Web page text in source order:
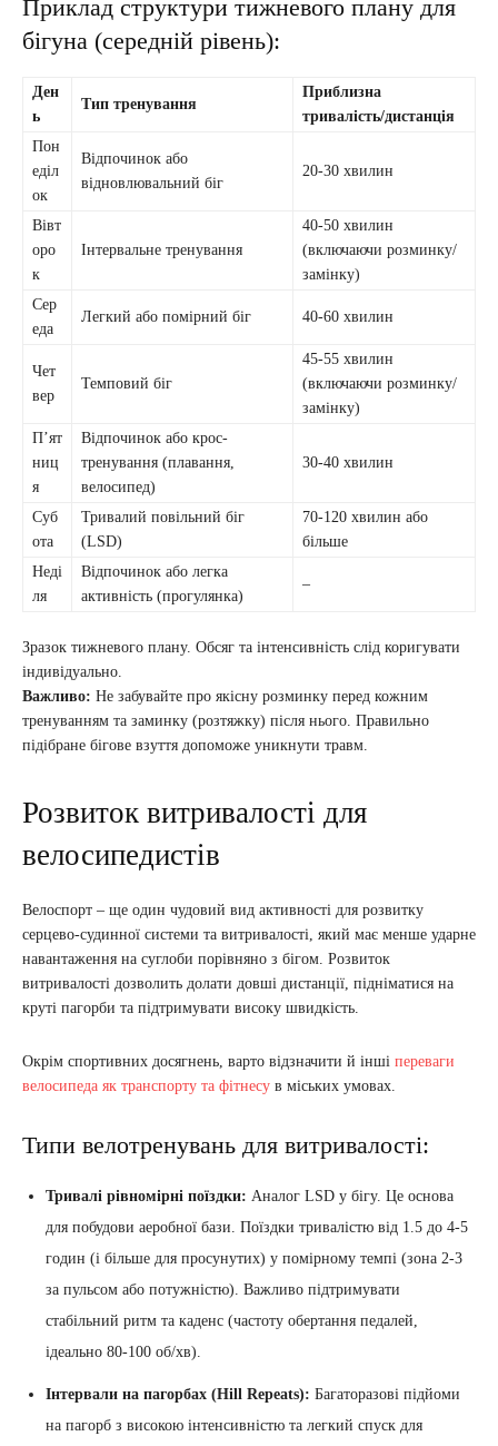
Приклад структури тижневого плану для
бігуна (середній рівень):
Ден
ь
Тип тренування
Приблизна
тривалість/дистанція
Пон
еділ
ок
Відпочинок або
відновлювальний біг
20-30 хвилин
Вівт
оро
к
Інтервальне тренування
40-50 хвилин
(включаючи розминку/
замінку)
Сер
еда
Легкий або помірний біг 40-60 хвилин
Чет
вер
Темповий біг
45-55 хвилин
(включаючи розминку/
замінку)
П’ят
ниц
я
Відпочинок або крос-
тренування (плавання,
велосипед)
30-40 хвилин
Суб
ота
Тривалий повільний біг
(LSD)
70-120 хвилин або
більше
Неді
ля
Відпочинок або легка
активність (прогулянка)
–
Зразок тижневого плану. Обсяг та інтенсивність слід коригувати
індивідуально.
Важливо: Не забувайте про якісну розминку перед кожним
тренуванням та заминку (розтяжку) після нього. Правильно
підібране бігове взуття допоможе уникнути травм.
Розвиток витривалості для
велосипедистів
Велоспорт – ще один чудовий вид активності для розвитку
серцево-судинної системи та витривалості, який має менше ударне
навантаження на суглоби порівняно з бігом. Розвиток
витривалості дозволить долати довші дистанції, підніматися на
круті пагорби та підтримувати високу швидкість.
Окрім спортивних досягнень, варто відзначити й інші переваги
велосипеда як транспорту та фітнесу в міських умовах.
Типи велотренувань для витривалості:
Тривалі рівномірні поїздки: Аналог LSD у бігу. Це основа
для побудови аеробної бази. Поїздки тривалістю від 1.5 до 4-5
годин (і більше для просунутих) у помірному темпі (зона 2-3
за пульсом або потужністю). Важливо підтримувати
стабільний ритм та каденс (частоту обертання педалей,
ідеально 80-100 об/хв).
Інтервали на пагорбах (Hill Repeats): Багаторазові підйоми
на пагорб з високою інтенсивністю та легкий спуск для